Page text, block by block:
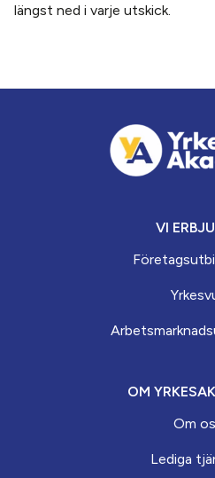
längst ned i varje utskick.
VI
OM
Om
Lediga